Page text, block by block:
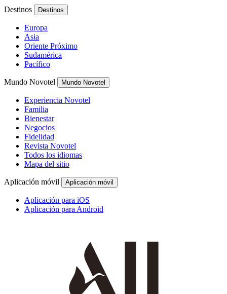
Destinos Destinos
Europa
Asia
Oriente Próximo
Sudamérica
Pacífico
Mundo Novotel Mundo Novotel
Experiencia Novotel
Familia
Bienestar
Negocios
Fidelidad
Revista Novotel
Todos los idiomas
Mapa del sitio
Aplicación móvil Aplicación móvil
Aplicación para iOS
Aplicación para Android